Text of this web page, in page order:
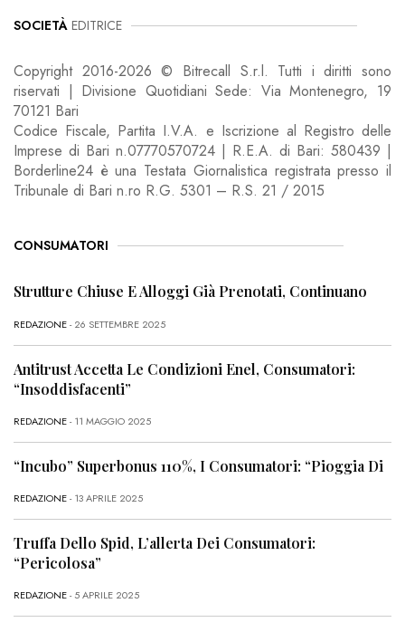
SOCIETÀ EDITRICE
Copyright 2016-2026 © Bitrecall S.r.l. Tutti i diritti sono
riservati | Divisione Quotidiani Sede: Via Montenegro, 19
70121 Bari
Codice Fiscale, Partita I.V.A. e Iscrizione al Registro delle
Imprese di Bari n.07770570724 | R.E.A. di Bari: 580439 |
Borderline24 è una Testata Giornalistica registrata presso il
Tribunale di Bari n.ro R.G. 5301 – R.S. 21 / 2015
CONSUMATORI
Strutture Chiuse E Alloggi Già Prenotati, Continuano
REDAZIONE- 26 SETTEMBRE 2025
Antitrust Accetta Le Condizioni Enel, Consumatori:
“Insoddisfacenti”
REDAZIONE- 11 MAGGIO 2025
“Incubo” Superbonus 110%, I Consumatori: “Pioggia Di
REDAZIONE- 13 APRILE 2025
Truffa Dello Spid, L’allerta Dei Consumatori:
“Pericolosa”
REDAZIONE- 5 APRILE 2025